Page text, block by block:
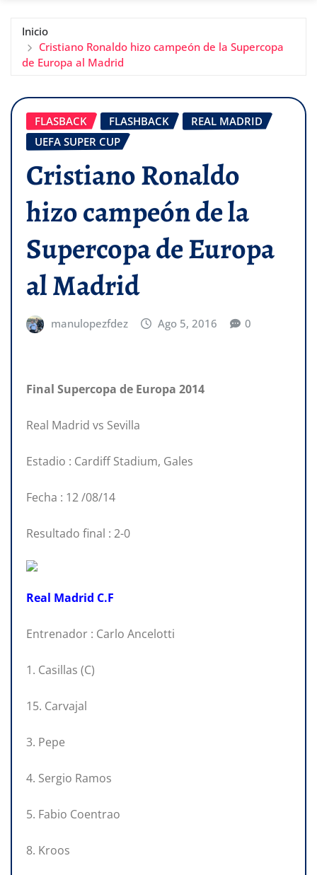
Inicio
Cristiano Ronaldo hizo campeón de la Supercopa
de Europa al Madrid
FLASBACK FLASHBACK
REAL MADRID
UEFA SUPER CUP
Cristiano Ronaldo
hizo campeón de la
Supercopa de Europa
al Madrid
manulopezfdez Ago 5, 2016 0
Final Supercopa de Europa 2014
Real Madrid vs Sevilla
Estadio : Cardiff Stadium, Gales
Fecha : 12 /08/14
Resultado final : 2-0
Real Madrid C.F
Entrenador : Carlo Ancelotti
1. Casillas (C)
15. Carvajal
3. Pepe
4. Sergio Ramos
5. Fabio Coentrao
8. Kroos